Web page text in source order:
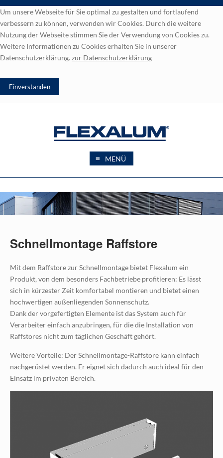
Um unsere Webseite für Sie optimal zu gestalten und fortlaufend
verbessern zu können, verwenden wir Cookies. Durch die weitere
Nutzung der Webseite stimmen Sie der Verwendung von Cookies zu.
Weitere Informationen zu Cookies erhalten Sie in unserer
Datenschutzerklärung. zur Datenschutzerklärung
≡ MENÜ
Schnellmontage Raffstore
Mit dem Raffstore zur Schnellmontage bietet Flexalum ein
Produkt, von dem besonders Fachbetriebe profitieren: Es lässt
sich in kürzester Zeit komfortabel montieren und bietet einen
hochwertigen außenliegenden Sonnenschutz.
Dank der vorgefertigten Elemente ist das System auch für
Verarbeiter einfach anzubringen, für die die Installation von
Raffstores nicht zum täglichen Geschäft gehört.
Weitere Vorteile: Der Schnellmontage-Raffstore kann einfach
nachgerüstet werden. Er eignet sich dadurch auch ideal für den
Einsatz im privaten Bereich.